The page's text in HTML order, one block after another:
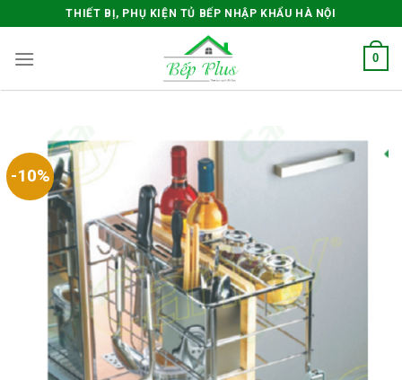
to
content
THIẾT BỊ, PHỤ KIỆN TỦ BẾP NHẬP KHẨU HÀ NỘI
0
-10%